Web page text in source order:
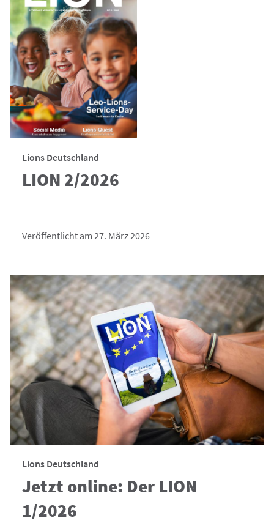
Lions Deutschland
LION 2/2026
Veröffentlicht am 27. März 2026
Lions Deutschland
Jetzt online: Der LION
1/2026